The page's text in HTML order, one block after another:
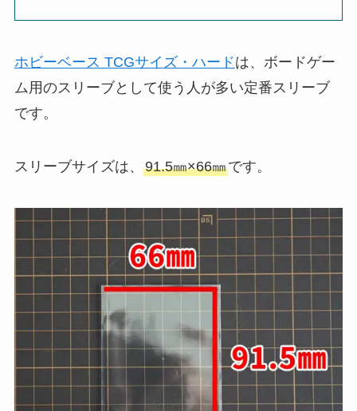
ホビーベース TCGサイズ・ハードは、ボードゲー
ム用のスリーブとして使う人が多い定番スリーブ
です。
スリーブサイズは、 91.5㎜×66㎜です。